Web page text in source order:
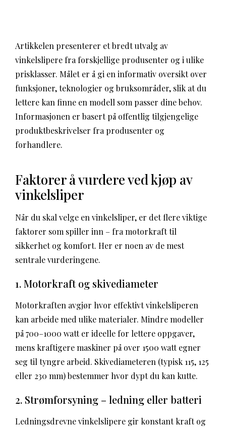
Artikkelen presenterer et bredt utvalg av
vinkelslipere fra forskjellige produsenter og i ulike
prisklasser. Målet er å gi en informativ oversikt over
funksjoner, teknologier og bruksområder, slik at du
lettere kan finne en modell som passer dine behov.
Informasjonen er basert på offentlig tilgjengelige
produktbeskrivelser fra produsenter og
forhandlere.
Faktorer å vurdere ved kjøp av
vinkelsliper
Når du skal velge en vinkelsliper, er det flere viktige
faktorer som spiller inn – fra motorkraft til
sikkerhet og komfort. Her er noen av de mest
sentrale vurderingene.
1. Motorkraft og skivediameter
Motorkraften avgjør hvor effektivt vinkelsliperen
kan arbeide med ulike materialer. Mindre modeller
på 700–1000 watt er ideelle for lettere oppgaver,
mens kraftigere maskiner på over 1500 watt egner
seg til tyngre arbeid. Skivediameteren (typisk 115, 125
eller 230 mm) bestemmer hvor dypt du kan kutte.
2. Strømforsyning – ledning eller batteri
Ledningsdrevne vinkelslipere gir konstant kraft og